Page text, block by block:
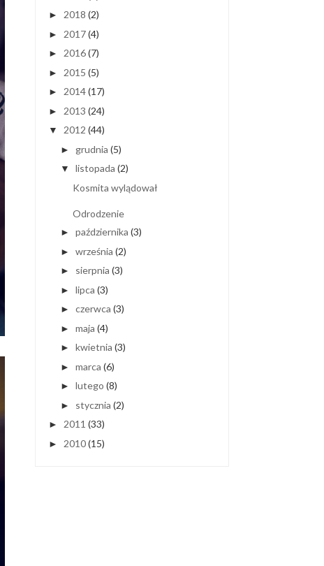
► 2018 (2)
► 2017(4)
► 2016(7)
► 2015 (5)
► 2014(17)
► 2013 (24)
▼ 2012 (44)
► grudnia (5)
▼ listopada (2)
Kosmita wylądował
Odrodzenie
► października (3)
► września (2)
► sierpnia (3)
► lipca (3)
► czerwca (3)
► maja (4)
► kwietnia (3)
► marca (6)
► lutego (8)
► stycznia (2)
► 2011 (33)
► 2010(15)